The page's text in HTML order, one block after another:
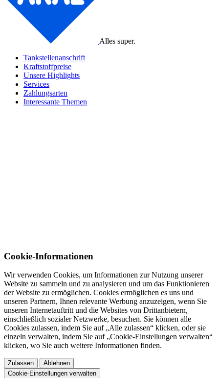
Alles super.
Tankstellenanschrift
Kraftstoffpreise
Unsere Highlights
Services
Zahlungsarten
Interessante Themen
Cookie-Informationen
Wir verwenden Cookies, um Informationen zur Nutzung unserer
Website zu sammeln und zu analysieren und um das Funktionieren
der Website zu ermöglichen. Cookies ermöglichen es uns und
unseren Partnern, Ihnen relevante Werbung anzuzeigen, wenn Sie
unseren Internetauftritt und die Websites von Drittanbietern,
einschließlich sozialer Netzwerke, besuchen. Sie können alle
Cookies zulassen, indem Sie auf „Alle zulassen“ klicken, oder sie
einzeln verwalten, indem Sie auf „Cookie-Einstellungen verwalten“
klicken, wo Sie auch weitere Informationen finden.
Zulassen
Ablehnen
Cookie-Einstellungen verwalten